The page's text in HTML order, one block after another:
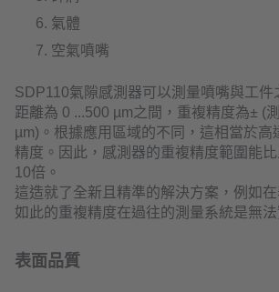
氣體
空氣噴嘴
SDP110氣隙感測器可以測量噴嘴與工件
距離為 0 ...500 µm之間，重複精度為± (
µm)。根據應用區域的不同，這相當於高
精度。因此，感測器的重複精度範圍能
10倍。
這造就了全新且精準的解決方案，例如在
如此的重複精度在過往的測量系統是無法
表面品質